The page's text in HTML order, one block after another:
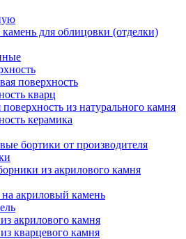
для облицовки (отделки)
поверхность
кварц
поверхность из натурального камня
керамика
бортики от производителя
из акрилового камня
акриловый камень
акрилового камня
кварцевого камня